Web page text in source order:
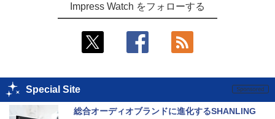
Impress Watch をフォローする
Special Site
総合オーディオブランドに進化するSHANLING